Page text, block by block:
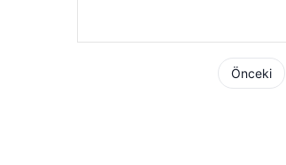
Yazı
Önceki